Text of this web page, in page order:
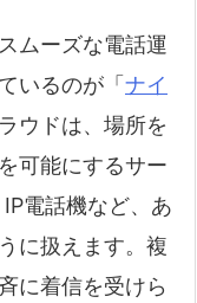
ムーズな電話運
いるのが「 ナイ
ウドは、場所を
可能にするサー
電話機など、あ
に扱えます。複
に着信を受けら